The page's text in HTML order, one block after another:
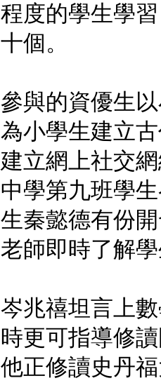
程度的學生學
十個。
參與的資優生
為小學生建立
建立網上社交
中學第九班學
生秦懿德有份
老師即時了解
岑兆禧坦言上
時更可指導修
他正修讀史丹